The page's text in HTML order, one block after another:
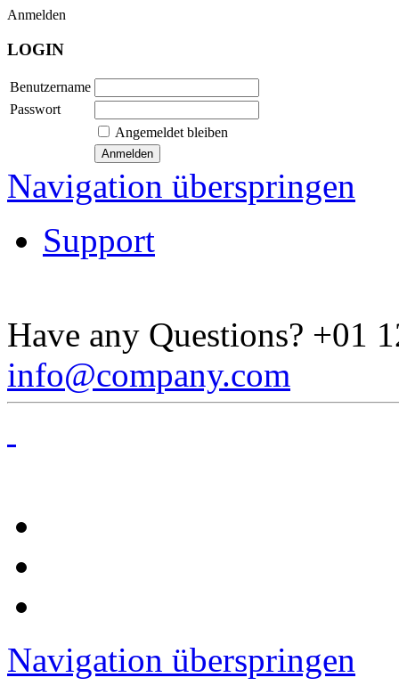
Anmelden
LOGIN
Benutzername
Passwort
Angemeldet bleiben
Navigation überspringen
Support
Have any Questions? +01
info@company.com
Navigation überspringen